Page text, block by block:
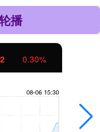
播
0.30%